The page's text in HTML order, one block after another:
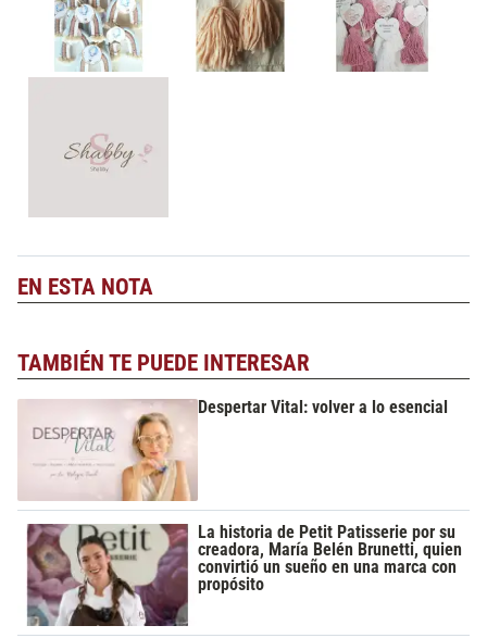
EN ESTA NOTA
TAMBIÉN TE PUEDE INTERESAR
Despertar Vital: volver a lo esencial
La historia de Petit Patisserie por su
creadora, María Belén Brunetti, quien
convirtió un sueño en una marca con
propósito